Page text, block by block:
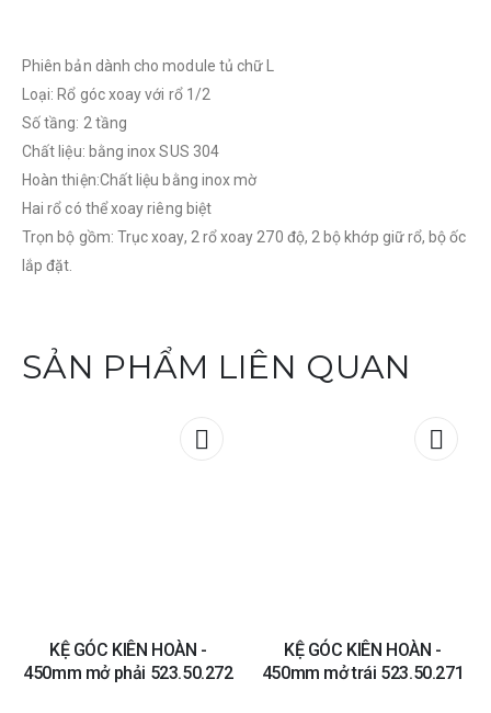
Phiên bản dành cho module tủ chữ L
Loại: Rổ góc xoay với rổ 1/2
Số tầng: 2 tầng
Chất liệu: bằng inox SUS 304
Hoàn thiện:Chất liệu bằng inox mờ
Hai rổ có thể xoay riêng biệt
Trọn bộ gồm: Trục xoay, 2 rổ xoay 270 độ, 2 bộ khớp giữ rổ, bộ ốc
lắp đặt.
SẢN PHẨM LIÊN QUAN
KỆ GÓC KIÊN HOÀN -
450mm mở phải 523.50.272
KỆ GÓC KIÊN HOÀN -
450mm mở trái 523.50.271